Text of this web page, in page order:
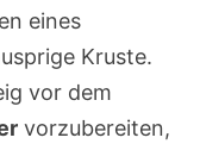
eines
Kruste.
vor dem
vorzubereiten,